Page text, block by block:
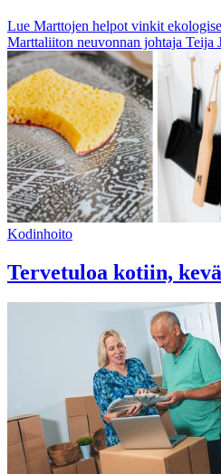
Lue Marttojen helpot vinkit
Marttaliiton neuvonnan johtaja Teija
Kodinhoito
Tervetuloa kotiin,